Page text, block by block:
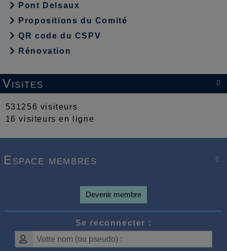
Pont Delsaux
Propositions du Comité
QR code du CSPV
Rénovation

Visites
531256 visiteurs
16 visiteurs en ligne

Espace membres
Devenir membre
Se reconnecter :